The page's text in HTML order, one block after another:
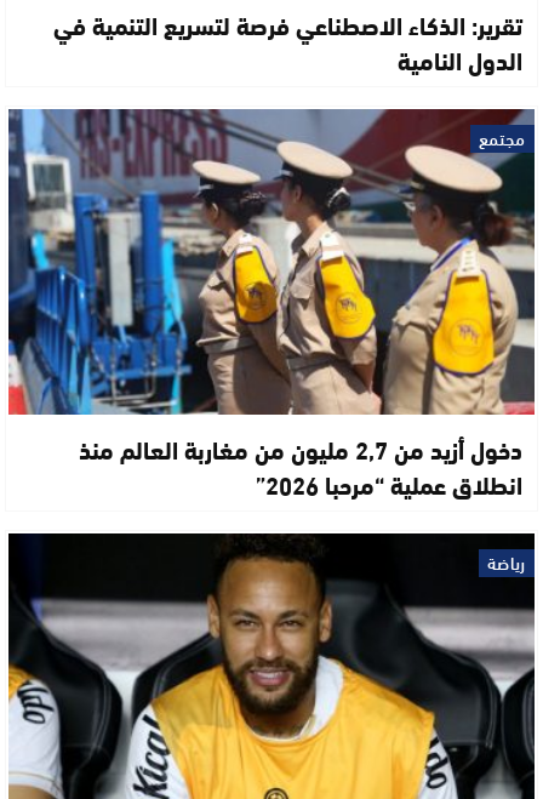
تقرير: الذكاء الاصطناعي فرصة لتسريع التنمية في
الدول النامية
مجتمع
دخول أزيد من 2,7 مليون من مغاربة العالم منذ
انطلاق عملية “مرحبا 2026”
رياضة